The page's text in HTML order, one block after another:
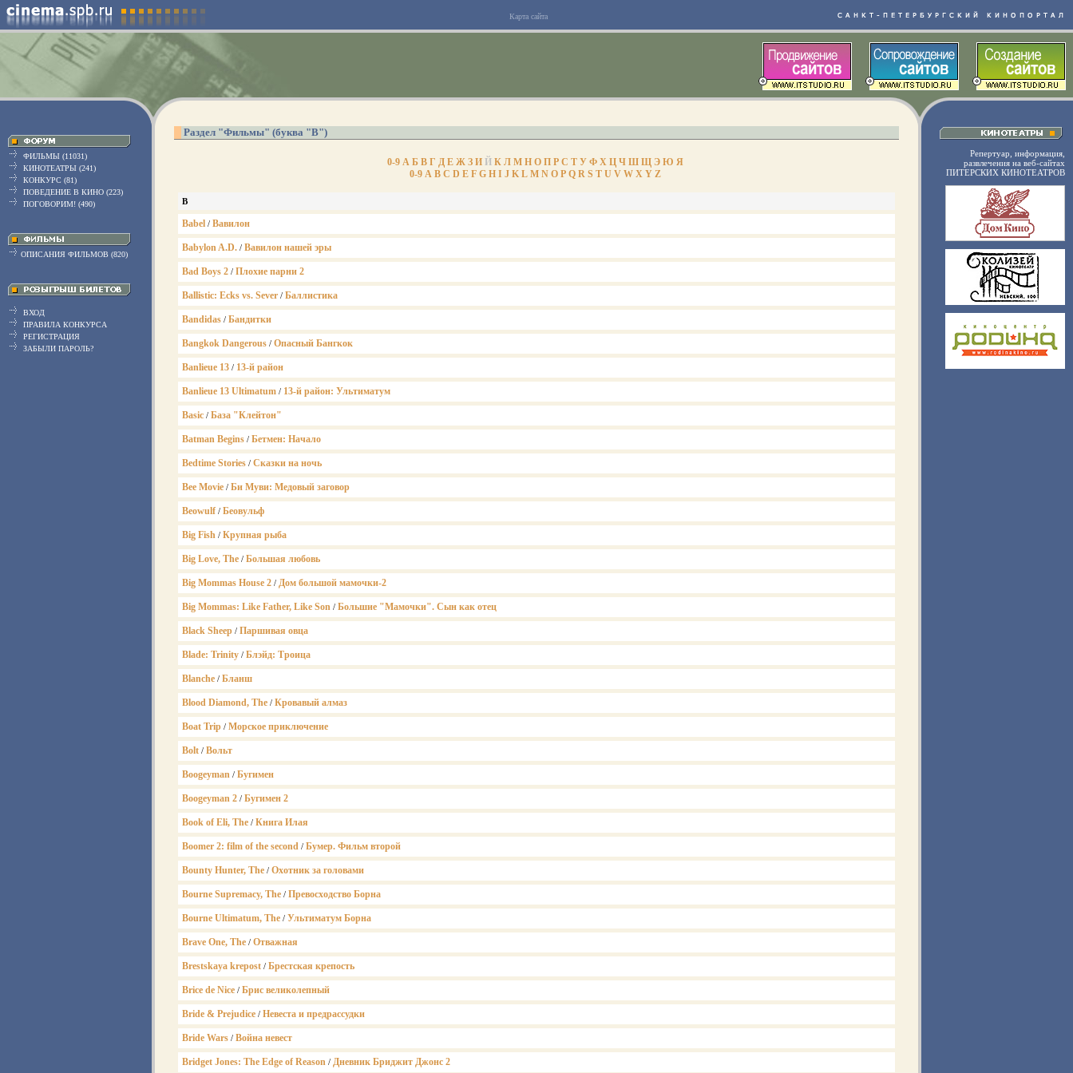
Карта сайта
ФИЛЬМЫ (11031)
КИНОТЕАТРЫ (241)
КОНКУРС (81)
ПОВЕДЕНИЕ В КИНО (223)
ПОГОВОРИМ! (490)
ОПИСАНИЯ ФИЛЬМОВ (820)
ВХОД
ПРАВИЛА КОНКУРСА
РЕГИСТРАЦИЯ
ЗАБЫЛИ ПАРОЛЬ?
Раздел "Фильмы" (буква "B")
0-9 А Б В Г Д Е Ж З И Й К Л М Н О П Р С Т У Ф Х Ц Ч Ш Щ Э Ю Я
0-9 A B C D E F G H I J K L M N O P Q R S T U V W X Y Z
B
Babel / Вавилон
Babylon A.D. / Вавилон нашей эры
Bad Boys 2 / Плохие парни 2
Ballistic: Ecks vs. Sever / Баллистика
Bandidas / Бандитки
Bangkok Dangerous / Опасный Бангкок
Banlieue 13 / 13-й район
Banlieue 13 Ultimatum / 13-й район: Ультиматум
Basic / База "Клейтон"
Batman Begins / Бетмен: Начало
Bedtime Stories / Сказки на ночь
Bee Movie / Би Муви: Медовый заговор
Beowulf / Беовульф
Big Fish / Крупная рыба
Big Love, The / Большая любовь
Big Mommas House 2 / Дом большой мамочки-2
Big Mommas: Like Father, Like Son / Большие "Мамочки". Сын как отец
Black Sheep / Паршивая овца
Blade: Trinity / Блэйд: Троица
Blanche / Бланш
Blood Diamond, The / Кровавый алмаз
Boat Trip / Морское приключение
Bolt / Вольт
Boogeyman / Бугимен
Boogeyman 2 / Бугимен 2
Book of Eli, The / Книга Илая
Boomer 2: film of the second / Бумер. Фильм второй
Bounty Hunter, The / Охотник за головами
Bourne Supremacy, The / Превосходство Борна
Bourne Ultimatum, The / Ультиматум Борна
Brave One, The / Отважная
Brestskaya krepost / Брестская крепость
Brice de Nice / Брис великолепный
Bride & Prejudice / Невеста и предрассудки
Bride Wars / Война невест
Bridget Jones: The Edge of Reason / Дневник Бриджит Джонс 2
Репертуар, информация,
развлечения на веб-сайтах
ПИТЕРСКИХ КИНОТЕАТРОВ